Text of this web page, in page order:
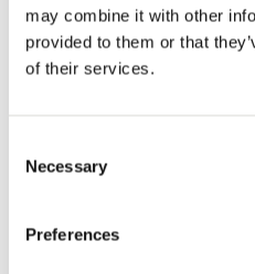
may combine it with other
provided to them or that
of their services.
Selection
Necessary
Preferences
REGIO